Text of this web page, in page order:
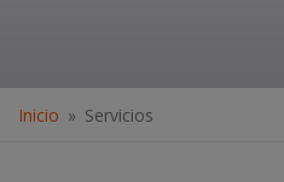
Inicio Servicios